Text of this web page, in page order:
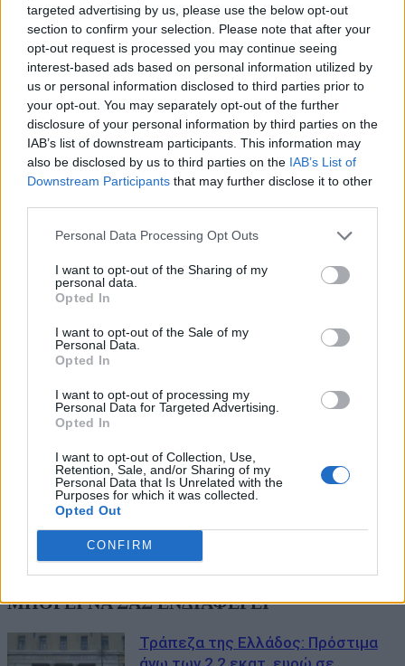
targeted advertising by us, please use the below opt-out
section to confirm your selection. Please note that after your
opt-out request is processed you may continue seeing
interest-based ads based on personal information utilized by
us or personal information disclosed to third parties prior to
your opt-out. You may separately opt-out of the further
disclosure of your personal information by third parties on the
IAB’s list of downstream participants. This information may
also be disclosed by us to third parties on the IAB’s List of
Downstream Participants that may further disclose it to other
Personal Data Processing Opt Outs
I want to opt-out of the Sharing of my
personal data.
Opted In
I want to opt-out of the Sale of my
Personal Data.
Opted In
I want to opt-out of processing my
Personal Data for Targeted Advertising.
Opted In
I want to opt-out of Collection, Use,
Retention, Sale, and/or Sharing of my
Personal Data that Is Unrelated with the
Purposes for which it was collected.
Opted Out
CONFIRM
ΜΠΟΡΕΙ ΝΑ ΣΑΣ ΕΝΔΙΑΦΕΡΕΙ
Τράπεζα της Ελλάδος: Πρόστιμα